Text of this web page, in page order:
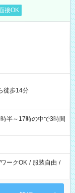
接OK
徒歩14分
半～17時の中で3時間
ークOK / 服装自由 /